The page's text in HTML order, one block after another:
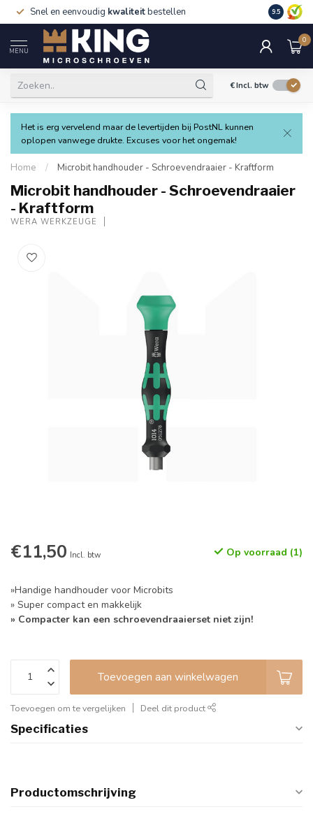
Snel en eenvoudig kwaliteitbestellen 9.5
MENU
0
€Incl. btw
Het is erg vervelend maar de levertijden bij PostNL kunnen
oplopen vanwege drukte. Excuses voor het ongemak!
Home / Microbit handhouder - Schroevendraaier - Kraftform
Microbit handhouder - Schroevendraaier
- Kraftform
WERA WERKZEUGE
€11,50 Incl. btw Op voorraad (1)
»Handige handhouder voor Microbits
» Super compact en makkelijk
» Compacter kan een schroevendraaierset niet zijn!
Toevoegen aan winkelwagen
Toevoegen om te vergelijken Deel dit product
Specificaties
Productomschrijving